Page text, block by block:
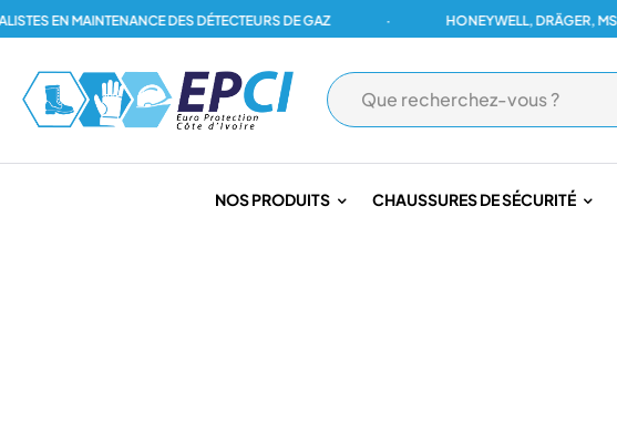
EN MAINTENANCE DES DÉTECTEURS DE GAZ HONEYWELL, DRÄGER, MSA
NOS PRODUITS CHAUSSURES DE SÉCURITÉ